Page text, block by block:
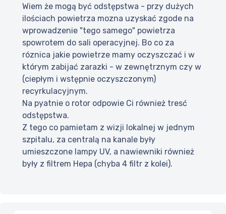
Wiem że mogą być odstępstwa - przy dużych
ilościach powietrza mozna uzyskać zgode na
wprowadzenie "tego samego" powietrza
spowrotem do sali operacyjnej. Bo co za
róznica jakie powietrze mamy oczyszczać i w
którym zabijać zarazki - w zewnętrznym czy w
(ciepłym i wstępnie oczyszczonym)
recyrkulacyjnym.
Na pyatnie o rotor odpowie Ci również tresć
odstępstwa.
Z tego co pamietam z wizji lokalnej w jednym
szpitalu, za centralą na kanale były
umieszczone lampy UV, a nawiewniki również
były z filtrem Hepa (chyba 4 filtr z kolei).